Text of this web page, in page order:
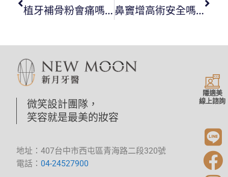
植牙補骨粉會痛嗎？補骨粉發炎是怎麼回事？ 鼻竇增高術安全嗎？植牙鼻竇穿孔是發生什麼事？
微笑設計團隊，
笑容就是最美的妝容
地址：407台中市西屯區青海路二段320號
電話： 04-24527900
隱適美
線上諮詢